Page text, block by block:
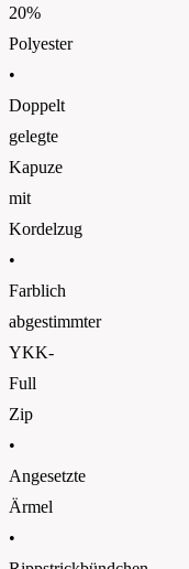
20%
Polyester
•
Doppelt
gelegte
Kapuze
mit
Kordelzug
•
Farblich
abgestimmter
YKK-
Full
Zip
•
Angesetzte
Ärmel
•